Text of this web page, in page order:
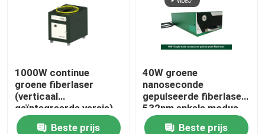
Ultrasnelle glasvezellaser
Laser obstakel verwijderaar
Groene 3D-printer
Handbediende laserlasmachine
1000W continue
groene fiberlaser
(verticaal
geïntegreerde versie)
Beste prijs
40W groene
nanoseconde
gepulseerde fiberlaser
532nm enkele modus
Beste prijs